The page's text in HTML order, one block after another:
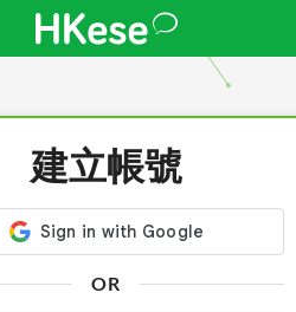
建立帳號
OR